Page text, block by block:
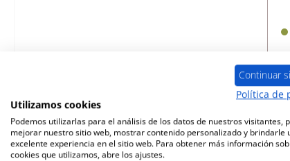
Continuar
Política de
Utilizamos cookies
Podemos utilizarlas para el análisis de los datos de nuestros visitantes,
mejorar nuestro sitio web, mostrar contenido personalizado y brindarle
excelente experiencia en el sitio web. Para obtener más información
cookies que utilizamos, abre los ajustes.